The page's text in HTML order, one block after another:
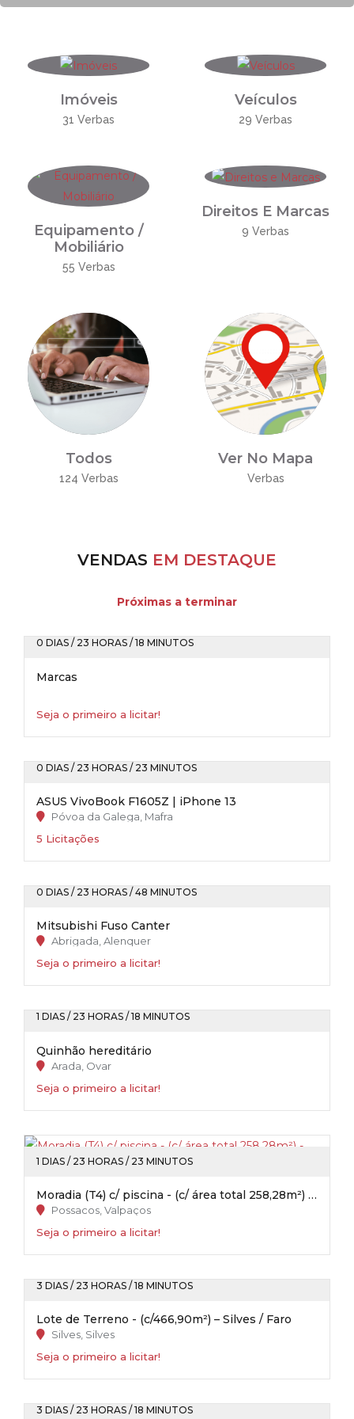
Imóveis
31 Verbas
Veículos
29 Verbas
Equipamento /
Mobiliário
55 Verbas
Direitos E Marcas
9 Verbas
Todos
124 Verbas
Ver No Mapa
Verbas
VENDAS EM DESTAQUE
Próximas a terminar
0 DIAS / 23 HORAS / 18 MINUTOS
Marcas
Seja o primeiro a licitar!
0 DIAS / 23 HORAS / 23 MINUTOS
ASUS VivoBook F1605Z | iPhone 13
Póvoa da Galega, Mafra
5 Licitações
0 DIAS / 23 HORAS / 48 MINUTOS
Mitsubishi Fuso Canter
Abrigada, Alenquer
Seja o primeiro a licitar!
1 DIAS / 23 HORAS / 18 MINUTOS
Quinhão hereditário
Arada, Ovar
Seja o primeiro a licitar!
1 DIAS / 23 HORAS / 23 MINUTOS
Moradia (T4) c/ piscina - (c/ área total 258,28m²) - Possacos / Valpaços
Possacos, Valpaços
Seja o primeiro a licitar!
3 DIAS / 23 HORAS / 18 MINUTOS
Lote de Terreno - (c/466,90m²) – Silves / Faro
Silves, Silves
Seja o primeiro a licitar!
3 DIAS / 23 HORAS / 18 MINUTOS